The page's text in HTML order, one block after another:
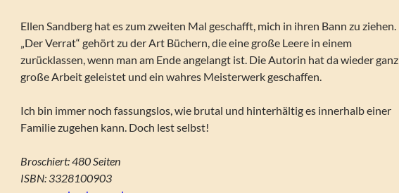
Ellen Sandberg hat es zum zweiten Mal geschafft, mich in ihren Bann zu ziehen.
„Der Verrat“ gehört zu der Art Büchern, die eine große Leere in einem
zurücklassen, wenn man am Ende angelangt ist. Die Autorin hat da wieder ganz
große Arbeit geleistet und ein wahres Meisterwerk geschaffen.
Ich bin immer noch fassungslos, wie brutal und hinterhältig es innerhalb einer
Familie zugehen kann. Doch lest selbst!
Broschiert: 480 Seiten
ISBN: 3328100903